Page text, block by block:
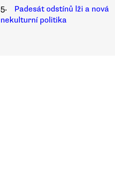
5.
Padesát odstínů lži a nová
nekulturní politika